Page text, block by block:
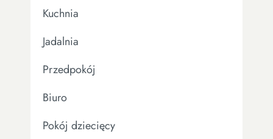
Kuchnia
Jadalnia
Przedpokój
Biuro
Pokój dziecięcy